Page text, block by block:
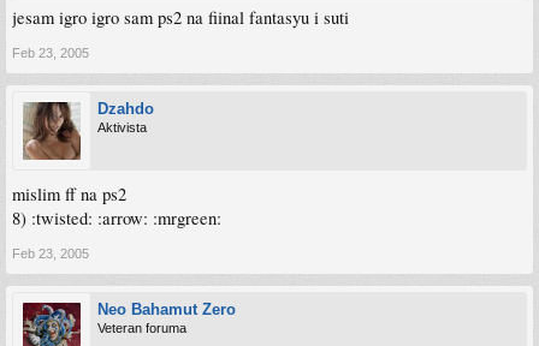
jesam igro igro sam ps2 na fiinal fantasyu i suti
Feb 23, 2005
Dzahdo
Aktivista
mislim ff na ps2
8) :twisted: :arrow: :mrgreen:
Feb 23, 2005
Neo Bahamut Zero
Veteran foruma